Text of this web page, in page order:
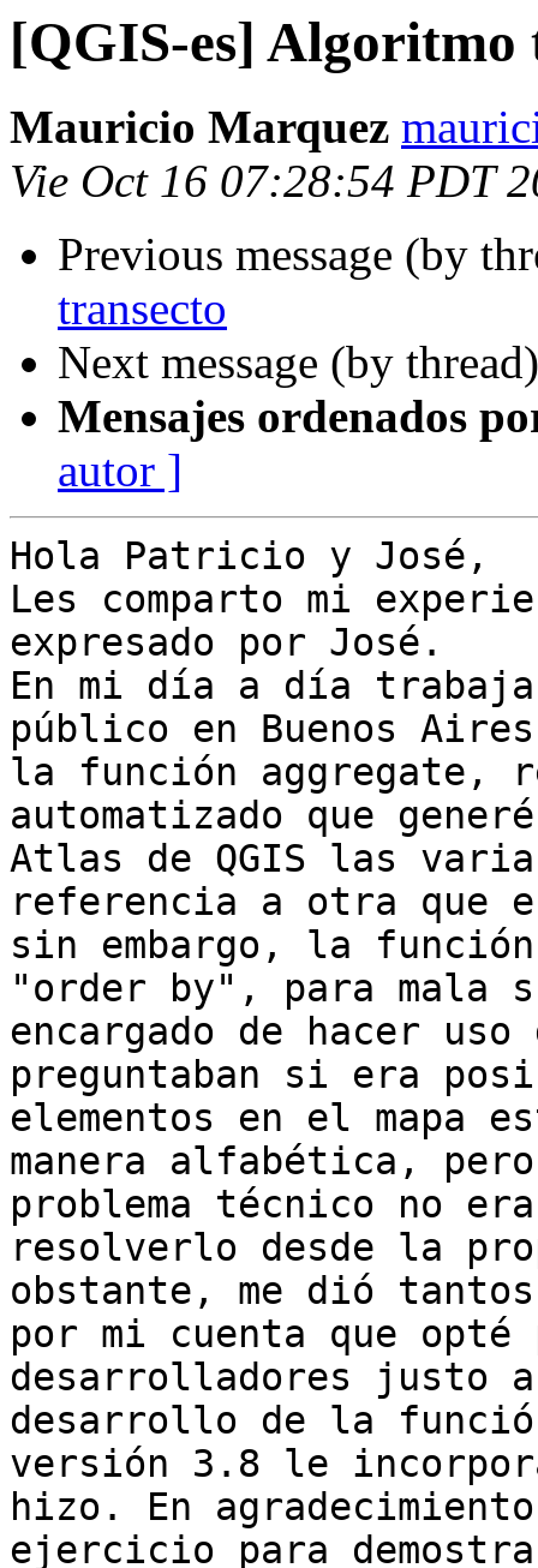
[QGIS-es] Algoritmo
Mauricio Marquez
Vie Oct 16 07:28:54 PDT
Previous message (by
transecto
Next message (by
Mensajes ordenados
autor ]
Hola Patricio y José,
Les comparto mi
expresado por José.
En mi día a día
público en Buenos
la función aggregate,
automatizado que
Atlas de QGIS las
referencia a otra que
sin embargo, la
"order by", para mala
encargado de hacer
preguntaban si era
elementos en el mapa
manera alfabética,
problema técnico no
resolverlo desde la
obstante, me dió
por mi cuenta que
desarrolladores justo
desarrollo de la
versión 3.8 le
hizo. En
ejercicio para